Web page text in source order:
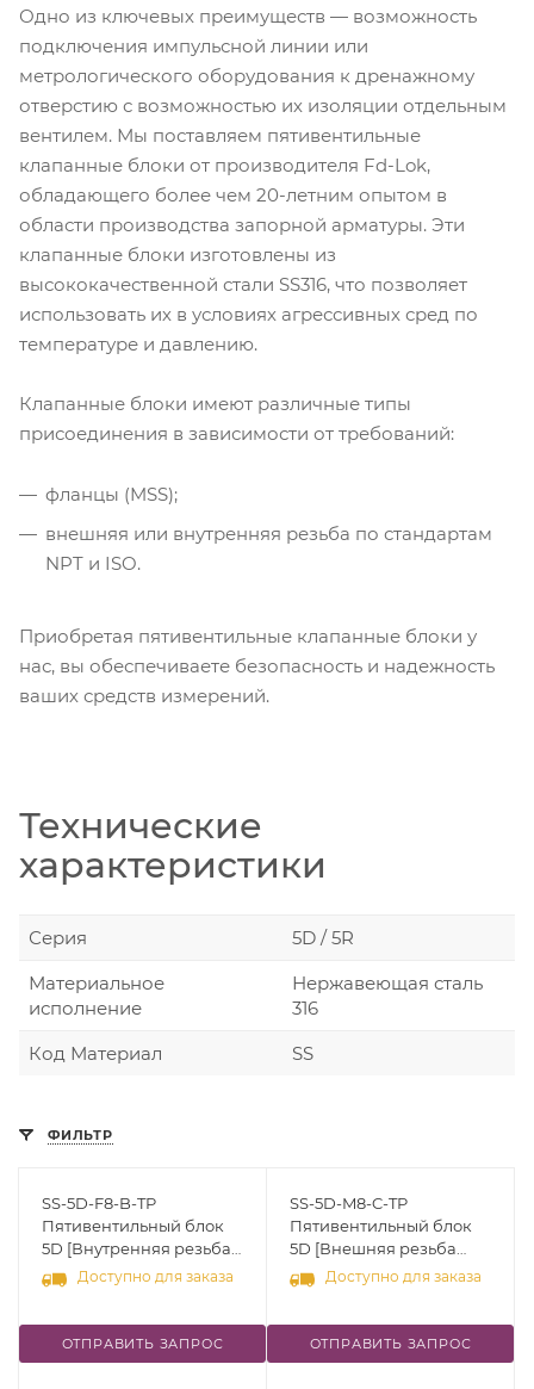
Одно из ключевых преимуществ — возможность
подключения импульсной линии или
метрологического оборудования к дренажному
отверстию с возможностью их изоляции отдельным
вентилем. Мы поставляем пятивентильные
клапанные блоки от производителя Fd-Lok,
обладающего более чем 20-летним опытом в
области производства запорной арматуры. Эти
клапанные блоки изготовлены из
высококачественной стали SS316, что позволяет
использовать их в условиях агрессивных сред по
температуре и давлению.
Клапанные блоки имеют различные типы
присоединения в зависимости от требований:
фланцы (MSS);
внешняя или внутренняя резьба по стандартам
NPT и ISO.
Приобретая пятивентильные клапанные блоки у
нас, вы обеспечиваете безопасность и надежность
ваших средств измерений.
Технические
характеристики
Серия
5D / 5R
Материальное
исполнение
Нержавеющая сталь
316
Код Материал
SS
ФИЛЬТР
SS-5D-F8-B-TP
Пятивентильный блок
5D [Внутренняя резьба
NPT 1/2''-Фланец
(соответствует стандарту
Дренаж:Внутренняя
резьба NPT 1/4" Cv-0,35 (4
Доступно для заказа
ОТПРАВИТЬ ЗАПРОС
SS-5D-M8-C-TP
Пятивентильный блок
5D [Внешняя резьба
NPT 1/2''-Фланец
(соответствует стандарту
Дренаж:Внутренняя
резьба NPT 1/4" Cv-0,35 (4
Доступно для заказа
ОТПРАВИТЬ ЗАПРОС